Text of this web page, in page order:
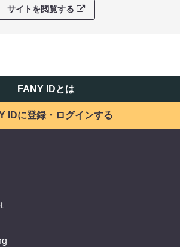
サイトを閲覧する
FANY IDとは
IDに登録・ログインする